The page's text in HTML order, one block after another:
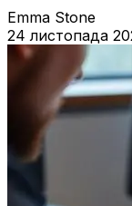
Emma Stone
24 листопада